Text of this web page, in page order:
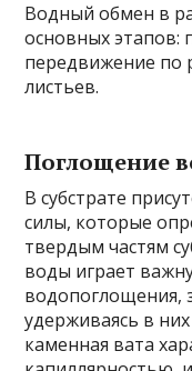
Водный обмен в
основных этапов:
передвижение по
листьев.
Поглощение
В субстрате
силы, которые
твердым частям
воды играет
водопоглощения,
удерживаясь в
каменная вата